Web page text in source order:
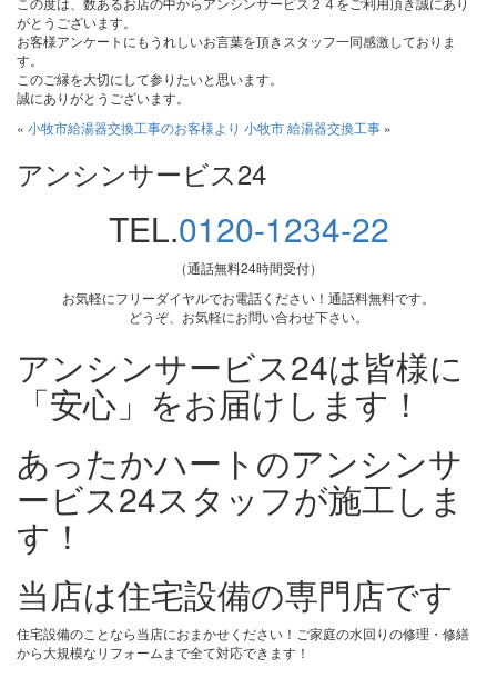
がとうございます。
お客様アンケートにもうれしいお言葉を頂きスタッフ一同感激しておりま
す。
このご縁を大切にして参りたいと思います。
誠にありがとうございます。
« 小牧市給湯器交換工事のお客様より 小牧市 給湯器交換工事 »
アンシンサービス24
TEL.0120-1234-22
（通話無料24時間受付）
お気軽にフリーダイヤルでお電話ください！通話料無料です。
どうぞ、お気軽にお問い合わせ下さい。
アンシンサービス24は皆様に
「安心」をお届けします！
あったかハートのアンシンサ
ービス24スタッフが施工しま
す！
当店は住宅設備の専門店です
住宅設備のことなら当店におまかせください！ご家庭の水回りの修理・修繕
から大規模なリフォームまで全て対応できます！